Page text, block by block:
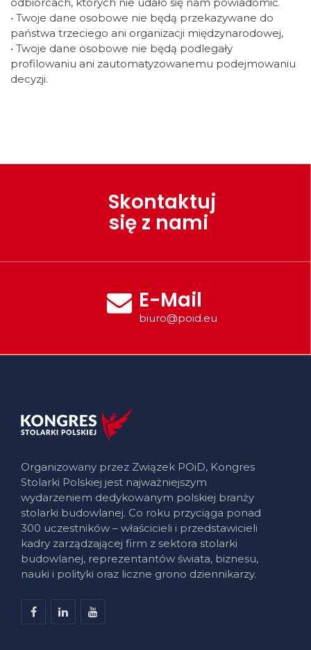
• Twoje dane osobowe nie będą przekazywane do
państwa trzeciego ani organizacji międzynarodowej,
• Twoje dane osobowe nie będą podlegały
profilowaniu ani zautomatyzowanemu podejmowaniu
decyzji.
Skontaktuj
się z nami
E-Mail
biuro@poid.eu
Organizowany przez Związek POiD, Kongres
Stolarki Polskiej jest najważniejszym
wydarzeniem dedykowanym polskiej branży
stolarki budowlanej. Co roku przyciąga ponad
300 uczestników – właścicieli i przedstawicieli
kadry zarządzającej firm z sektora stolarki
budowlanej, reprezentantów świata, biznesu,
nauki i polityki oraz liczne grono dziennikarzy.